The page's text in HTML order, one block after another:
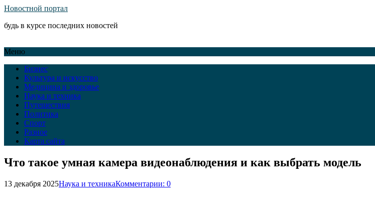
Новостной портал
будь в курсе последних новостей
Меню
Бизнес
Культура и искусство
Медицина и здоровье
Наука и техника
Путешествия
Политика
Спорт
Разное
Карта сайта
Что такое умная камера видеонаблюдения и как выбрать модель
13 декабря 2025Наука и техникаКомментарии: 0